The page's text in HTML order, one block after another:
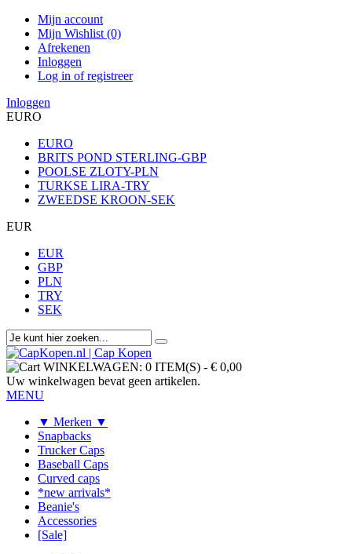
Mijn account
Mijn Wishlist (0)
Afrekenen
Inloggen
Log in of registreer
Inloggen
EURO
EURO
BRITS POND STERLING-GBP
POOLSE ZLOTY-PLN
TURKSE LIRA-TRY
ZWEEDSE KROON-SEK
EUR
EUR
GBP
PLN
TRY
SEK
WINKELWAGEN: 0 ITEM(S) - € 0,00
Uw winkelwagen bevat geen artikelen.
MENU
▼ Merken ▼
Snapbacks
Trucker Caps
Baseball Caps
Curved caps
*new arrivals*
Beanie's
Accessories
[Sale]